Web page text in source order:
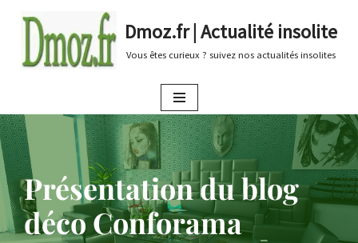
au
Dmoz.fr | Actualité insolite
Vous êtes curieux ? suivez nos actualités insolites
Présentation du blog
déco Conforama